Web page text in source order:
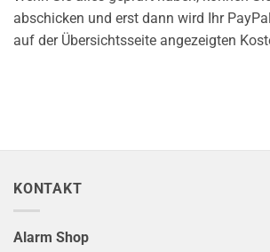
abschicken und erst dann wird Ihr
auf der Übersichtsseite angezeigten
KONTAKT
Alarm Shop